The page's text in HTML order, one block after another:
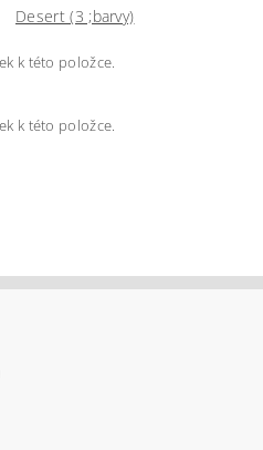
Desert (3 ;barvy)
k této položce.
k této položce.